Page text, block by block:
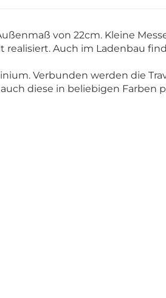
von 22cm. Kleine
Auch im Ladenbau
Verbunden werden die
diese in beliebigen Farben